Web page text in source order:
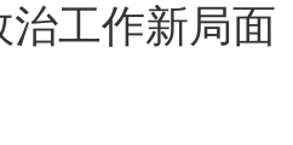
治工作新局